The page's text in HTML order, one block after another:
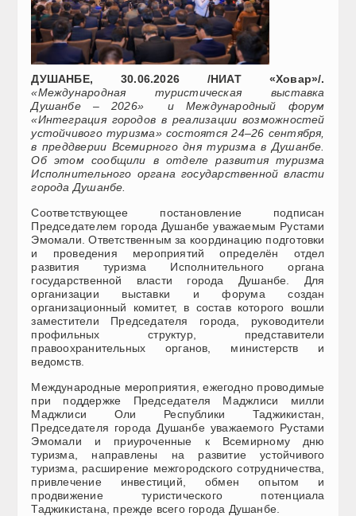
ДУШАНБЕ, 30.06.2026 /НИАТ «Ховар»/.
«Международная туристическая выставка
Душанбе – 2026» и Международный форум
«Интеграция городов в реализации возможностей
устойчивого туризма» состоятся 24–26 сентября,
в преддверии Всемирного дня туризма в Душанбе.
Об этом сообщили в отделе развития туризма
Исполнительного органа государственной власти
города Душанбе.
Соответствующее постановление подписан
Председателем города Душанбе уважаемым Рустами
Эмомали. Ответственным за координацию подготовки
и проведения мероприятий определён отдел
развития туризма Исполнительного органа
государственной власти города Душанбе. Для
организации выставки и форума создан
организационный комитет, в состав которого вошли
заместители Председателя города, руководители
профильных структур, представители
правоохранительных органов, министерств и
ведомств.
Международные мероприятия, ежегодно проводимые
при поддержке Председателя Маджлиси милли
Маджлиси Оли Республики Таджикистан,
Председателя города Душанбе уважаемого Рустами
Эмомали и приуроченные к Всемирному дню
туризма, направлены на развитие устойчивого
туризма, расширение межгородского сотрудничества,
привлечение инвестиций, обмен опытом и
продвижение туристического потенциала
Таджикистана, прежде всего города Душанбе.